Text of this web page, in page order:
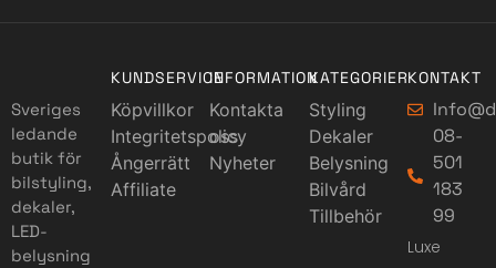
Sveriges
ledande
butik för
bilstyling,
dekaler,
LED-
belysning
KUNDSERVICE
Köpvillkor
Integritetspolicy
Ångerrätt
Affiliate
INFORMATION
Kontakta
oss
Nyheter
KATEGORIER
Styling
Dekaler
Belysning
Bilvård
Tillbehör
KONTAKT
08-
501
183
99
Luxe